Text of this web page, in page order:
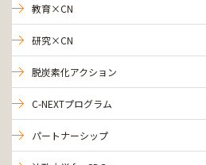
教育×CN
研究×CN
脱炭素化アクション
C-NEXTプログラム
パートナーシップ